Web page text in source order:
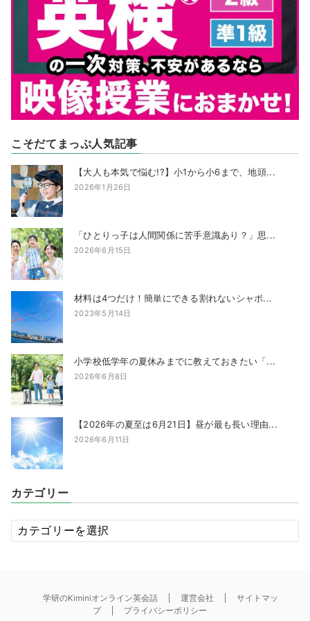
こそだてまっぷ人気記事
【大人も本気で悩む!?】小1から小6まで、地頭...
2026年1月26日
「ひとりっ子は人間関係に苦手意識あり？」思...
2026年6月15日
材料は4つだけ！簡単にできる割れないシャボ...
2023年5月14日
小学校低学年の夏休みまでに教えておきたい「...
2026年6月8日
【2026年の夏至は6月21日】昼が最も長い理由...
2026年6月11日
カテゴリー
カ
テ
学研のKiminiオンライン英会話 運営会社
サイトマッ
プ
プライバシーポリシー